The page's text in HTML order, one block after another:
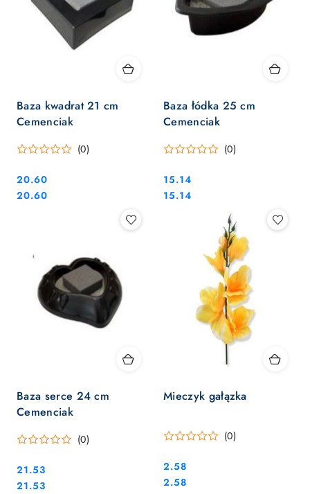
Baza kwadrat 21 cm
Cemenciak
(0)
Cena:
20.60
Cena:
20.60
Baza łódka 25 cm
Cemenciak
(0)
Cena:
15.14
Cena:
15.14
Baza serce 24 cm
Cemenciak
(0)
Cena:
21.53
Cena:
21.53
Mieczyk gałązka
(0)
Cena:
2.58
Cena:
2.58